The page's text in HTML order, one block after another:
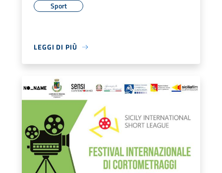
Sport
LEGGI DI PIÙ